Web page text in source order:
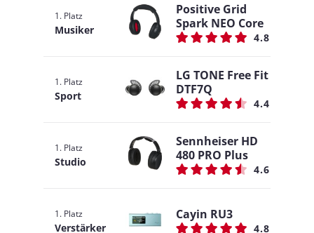
1. Platz
Musiker
Positive Grid
Spark NEO Core
4.8
1. Platz
Sport
LG TONE Free Fit
DTF7Q
4.4
1. Platz
Studio
Sennheiser HD
480 PRO Plus
4.6
1. Platz
Verstärker
Cayin RU3
4.8